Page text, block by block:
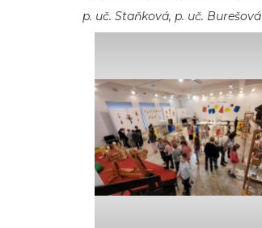
p. uč. Staňková, p. uč. Burešová